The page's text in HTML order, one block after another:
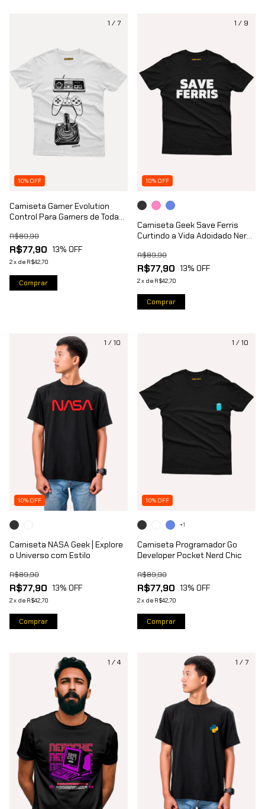
1 /7
10% OFF
Camiseta Gamer Evolution
Control Para Gamers de Todas
R$77,90
R$89,90
13% OFF
2x de R$42,70
Comprar
1 / 9
10% OFF
Camiseta Geek Save Ferris
Curtindo a Vida Adoidado Nerd
R$77,90
R$89,90
13% OFF
2x de R$42,70
Comprar
1 /10
10% OFF
Camiseta NASA Geek | Explore
o Universo com Estilo
R$77,90
R$89,90
13% OFF
2x de R$42,70
Comprar
1 /10
10% OFF
Camiseta Programador Go
Developer Pocket Nerd Chic
R$77,90
R$89,90
13% OFF
2x de R$42,70
+1
Comprar
1 /4 1 /7